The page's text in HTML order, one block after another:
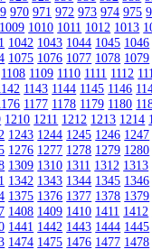
970 971 972 973 974 975
1009 1010 1011 1012 1013
1042 1043 1044 1045 1046
1075 1076 1077 1078 1079
1108 1109 1110 1111 1112
1143 1144 1145 1146
1177 1178 1179 1180
1210 1211 1212 1213 1214
1243 1244 1245 1246 1247
1276 1277 1278 1279 1280
1309 1310 1311 1312 1313
1342 1343 1344 1345 1346
1375 1376 1377 1378 1379
1408 1409 1410 1411 1412
1441 1442 1443 1444 1445
1474 1475 1476 1477 1478